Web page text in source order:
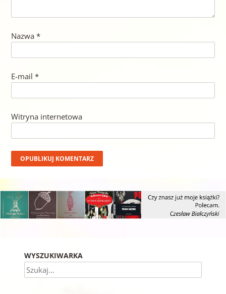
Nazwa *
E-mail *
Witryna internetowa
WYSZUKIWARKA
Szukaj